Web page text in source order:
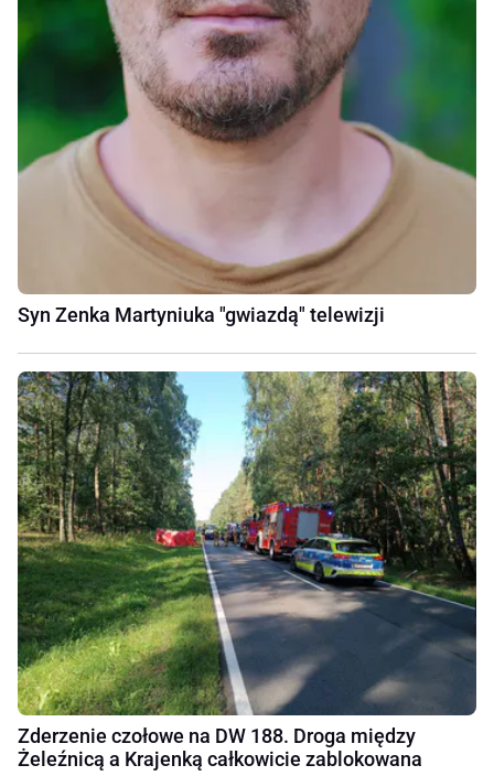
Syn Zenka Martyniuka "gwiazdą" telewizji
Zderzenie czołowe na DW 188. Droga między
Żeleźnicą a Krajenką całkowicie zablokowana